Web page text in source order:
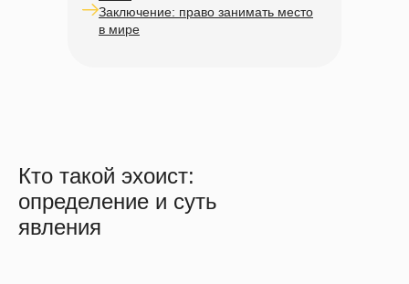
Заключение: право занимать место
в мире
Кто такой эхоист:
определение и суть
явления